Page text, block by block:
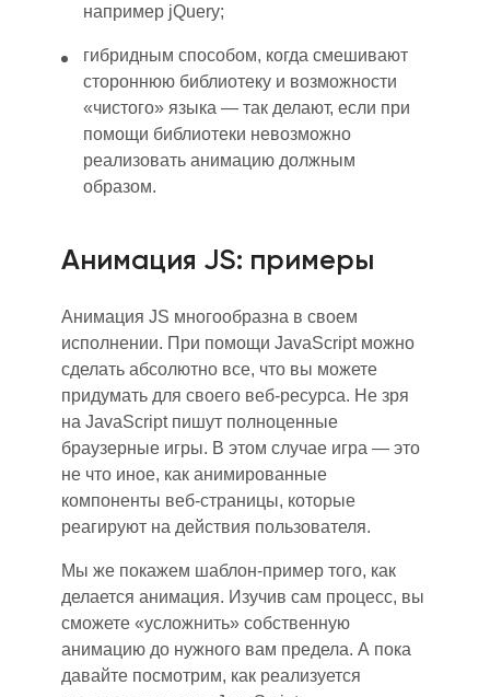
например jQuery;
гибридным способом, когда смешивают
стороннюю библиотеку и возможности
«чистого» языка — так делают, если при
помощи библиотеки невозможно
реализовать анимацию должным
образом.
Анимация JS: примеры
Анимация JS многообразна в своем
исполнении. При помощи JavaScript можно
сделать абсолютно все, что вы можете
придумать для своего веб-ресурса. Не зря
на JavaScript пишут полноценные
браузерные игры. В этом случае игра — это
не что иное, как анимированные
компоненты веб-страницы, которые
реагируют на действия пользователя.
Мы же покажем шаблон-пример того, как
делается анимация. Изучив сам процесс, вы
сможете «усложнить» собственную
анимацию до нужного вам предела. А пока
давайте посмотрим, как реализуется